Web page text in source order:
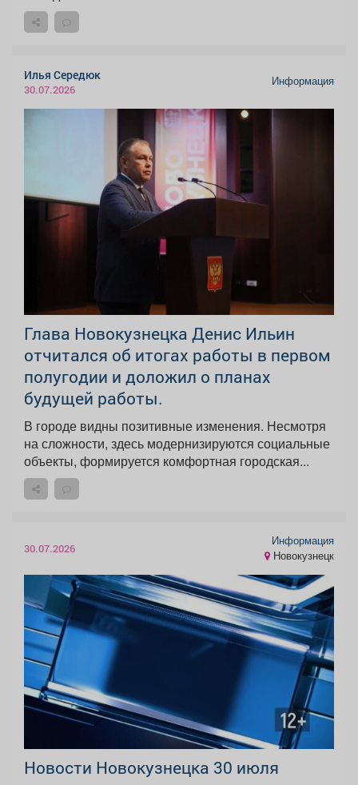
Илья Середюк
30.07.2026
Информация
Глава Новокузнецка Денис Ильин
отчитался об итогах работы в первом
полугодии и доложил о планах
будущей работы.
В городе видны позитивные изменения. Несмотря
на сложности, здесь модернизируются социальные
объекты, формируется комфортная городская...
30.07.2026
Информация
Новокузнецк
Новости Новокузнецка 30 июля